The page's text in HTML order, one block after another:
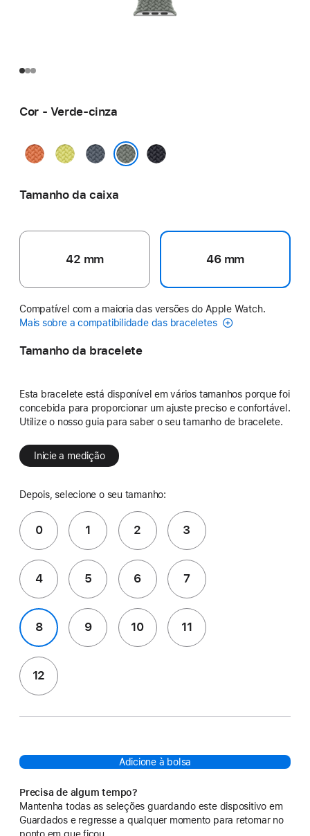
Cor - Verde-cinza
CurcumaAmarelo-
Azul-
âncora
Meia-
Tamanho da caixa
42 mm 46 mm
Compatível com a maioria das versões do Apple Watch.
Mais sobre a compatibilidade das braceletes
Tamanho da bracelete
Esta bracelete está disponível em vários tamanhos porque foi
concebida para proporcionar um ajuste preciso e confortável.
Utilize o nosso guia para saber o seu tamanho de bracelete.
Inicie a medição
Depois, selecione o seu tamanho:
0 1 2 3
4 5 6 7
8 9 10 11
12
Adicione à bolsa
Precisa de algum tempo?
Mantenha todas as seleções guardando este dispositivo em
Guardados e regresse a qualquer momento para retomar no
ponto em que ficou.